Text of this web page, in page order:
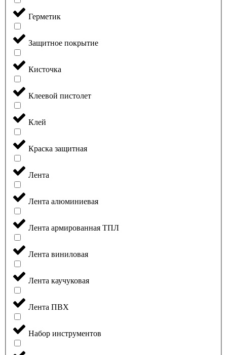
Герметик
Защитное покрытие
Кисточка
Клеевой пистолет
Клей
Краска защитная
Лента
Лента алюминиевая
Лента армированная ТПЛ
Лента виниловая
Лента каучуковая
Лента ПВХ
Набор инструментов